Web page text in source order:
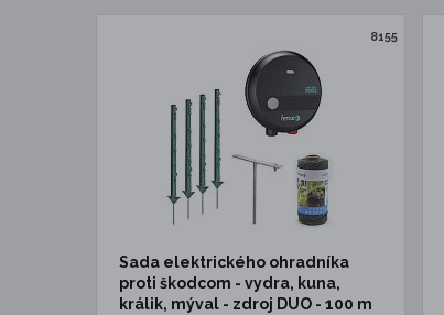
8155
Sada elektrického ohradníka
proti škodcom - vydra, kuna,
králik, mýval - zdroj DUO - 100 m